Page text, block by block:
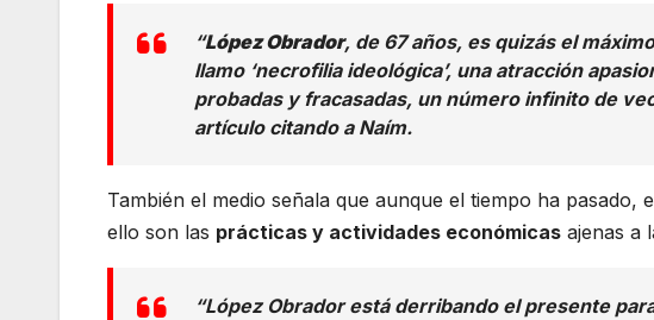
“López Obrador, de 67 años, es quizás el
llamo ‘necrofilia ideológica’, una atracción
probadas y fracasadas, un número infinito de
artículo citando a Naím.
También el medio señala que aunque el tiempo ha
ello son las prácticas y actividades económicas ajenas a
“López Obrador está derribando el presente